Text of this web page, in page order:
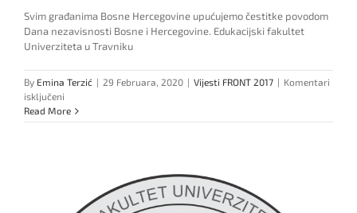
Svim građanima Bosne Hercegovine upućujemo čestitke povodom
Dana nezavisnosti Bosne i Hercegovine. Edukacijski fakultet
Univerziteta u Travniku
By Emina Terzić | 29 Februara, 2020 | Vijesti FRONT 2017 | Komentari
isključeni
Čestitka
povodom
Hercegovine
Read More